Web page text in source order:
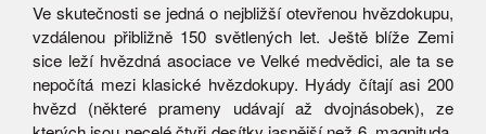
Ve skutečnosti se jedná o nejbližší otevřenou hvězdokupu,
vzdálenou přibližně 150 světlených let. Ještě blíže Zemi
sice leží hvězdná asociace ve Velké medvědici, ale ta se
nepočítá mezi klasické hvězdokupy. Hyády čítají asi 200
hvězd (některé prameny udávají až dvojnásobek), ze